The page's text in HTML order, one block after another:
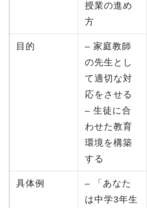
授業の進め
方
目的
– 家庭教師
の先生とし
て適切な対
応をさせる
– 生徒に合
わせた教育
環境を構築
する
具体例
– 「あなた
は中学3年生